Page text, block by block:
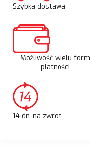
Szybka dostawa
Możliwość wielu form
płatności
14 dni na zwrot